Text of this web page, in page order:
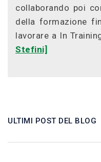
collaborando poi
della formazione
lavorare a In
Stefini]
ULTIMI POST DEL BLOG